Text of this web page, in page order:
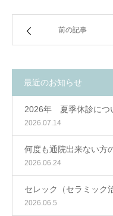
前の記事
最近のお知らせ
2026年 夏季休診につ
2026.07.14
何度も通院出来ない方
2026.06.24
セレック（セラミック
2026.06.5